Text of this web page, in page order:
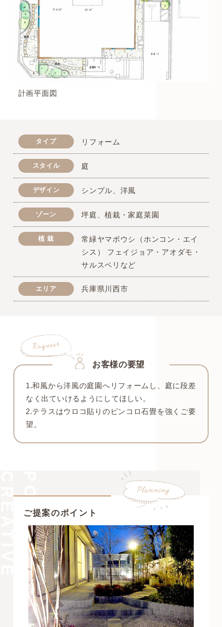
計画平面図
タイプ リフォーム
スタイル 庭
デザイン シンプル、洋風
ゾーン 坪庭、植栽・家庭菜園
植 栽
常緑ヤマボウシ（ホンコン・エイ
シス） フェイジョア・アオダモ・
サルスベリなど
エリア 兵庫県川西市
お客様の要望
1.和風から洋風の庭園へリフォームし、庭に段差
なく出ていけるようにしてほしい。
2.テラスはウロコ貼りのピンコロ石畳を強くご要
望。
POINT OF
ご提案のポイント